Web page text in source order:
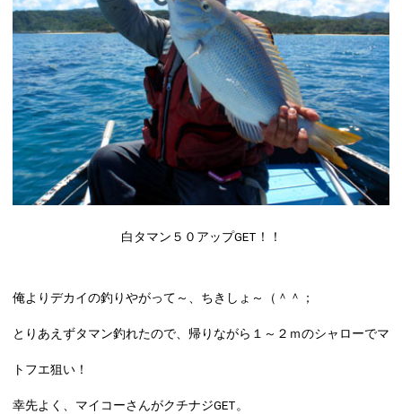
白タマン５０アップGET！！
俺よりデカイの釣りやがって～、ちきしょ～（＾＾；
とりあえずタマン釣れたので、帰りながら１～２ｍのシャローでマ
トフエ狙い！
幸先よく、マイコーさんがクチナジGET。